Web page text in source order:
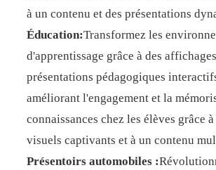
à un contenu et des présentations
Éducation:Transformez les
d'apprentissage grâce à des
présentations pédagogiques
améliorant l'engagement et la
connaissances chez les élèves grâce
visuels captivants et à un contenu
Présentoirs automobiles :